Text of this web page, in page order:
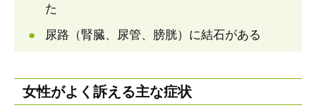
た
尿路（腎臓、尿管、膀胱）に結石がある
女性がよく訴える主な症状